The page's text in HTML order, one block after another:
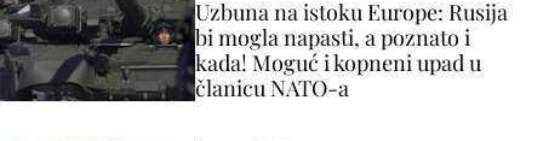
Uzbuna na istoku Europe: Rusija
bi mogla napasti, a poznato i
kada! Moguć i kopneni upad u
članicu NATO-a